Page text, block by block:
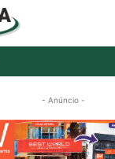
- Anúncio -